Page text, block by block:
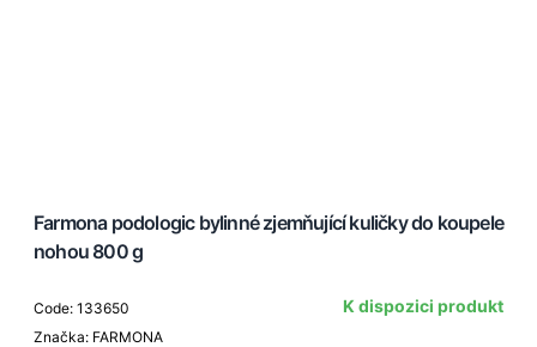
Farmona podologic bylinné zjemňující kuličky do koupele
nohou 800 g
Code: 133650
Značka: FARMONA
K dispozici produkt